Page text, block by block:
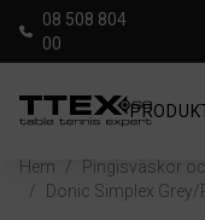
08 508 804
00
Hem / Pingisväskor
/
Donic Simplex Grey/